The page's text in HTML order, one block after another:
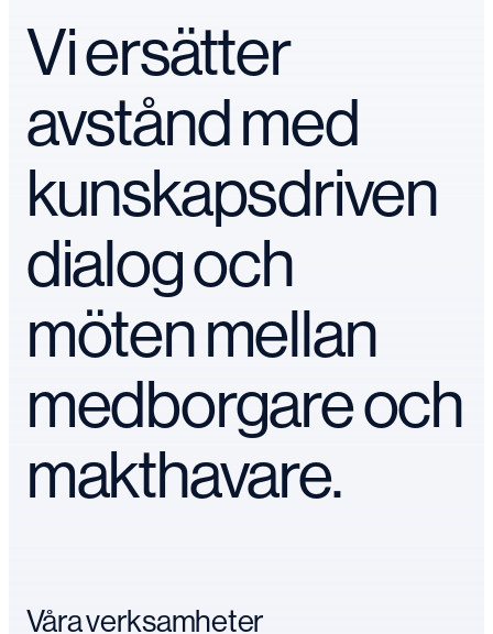
Vi ersätter
avstånd med
kunskapsdriven
dialog och
möten mellan
medborgare och
makthavare.
Våra verksamheter